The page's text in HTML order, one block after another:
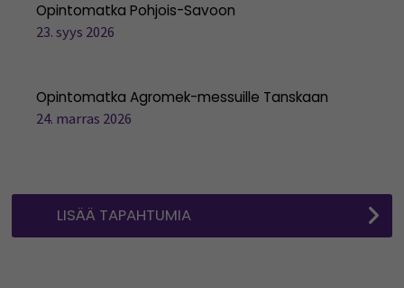
Opintomatka Pohjois-Savoon
23. syys 2026
Opintomatka Agromek-messuille Tanskaan
24. marras 2026
LISÄÄ TAPAHTUMIA